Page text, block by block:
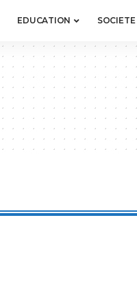
EDUCATION SOCIETE